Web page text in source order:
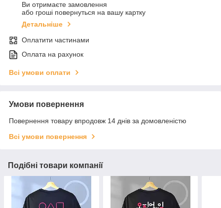
Ви отримаєте замовлення
або гроші повернуться на вашу картку
Детальніше
Оплатити частинами
Оплата на рахунок
Всі умови оплати
Умови повернення
Повернення товару впродовж 14 днів за домовленістю
Всі умови повернення
Подібні товари компанії